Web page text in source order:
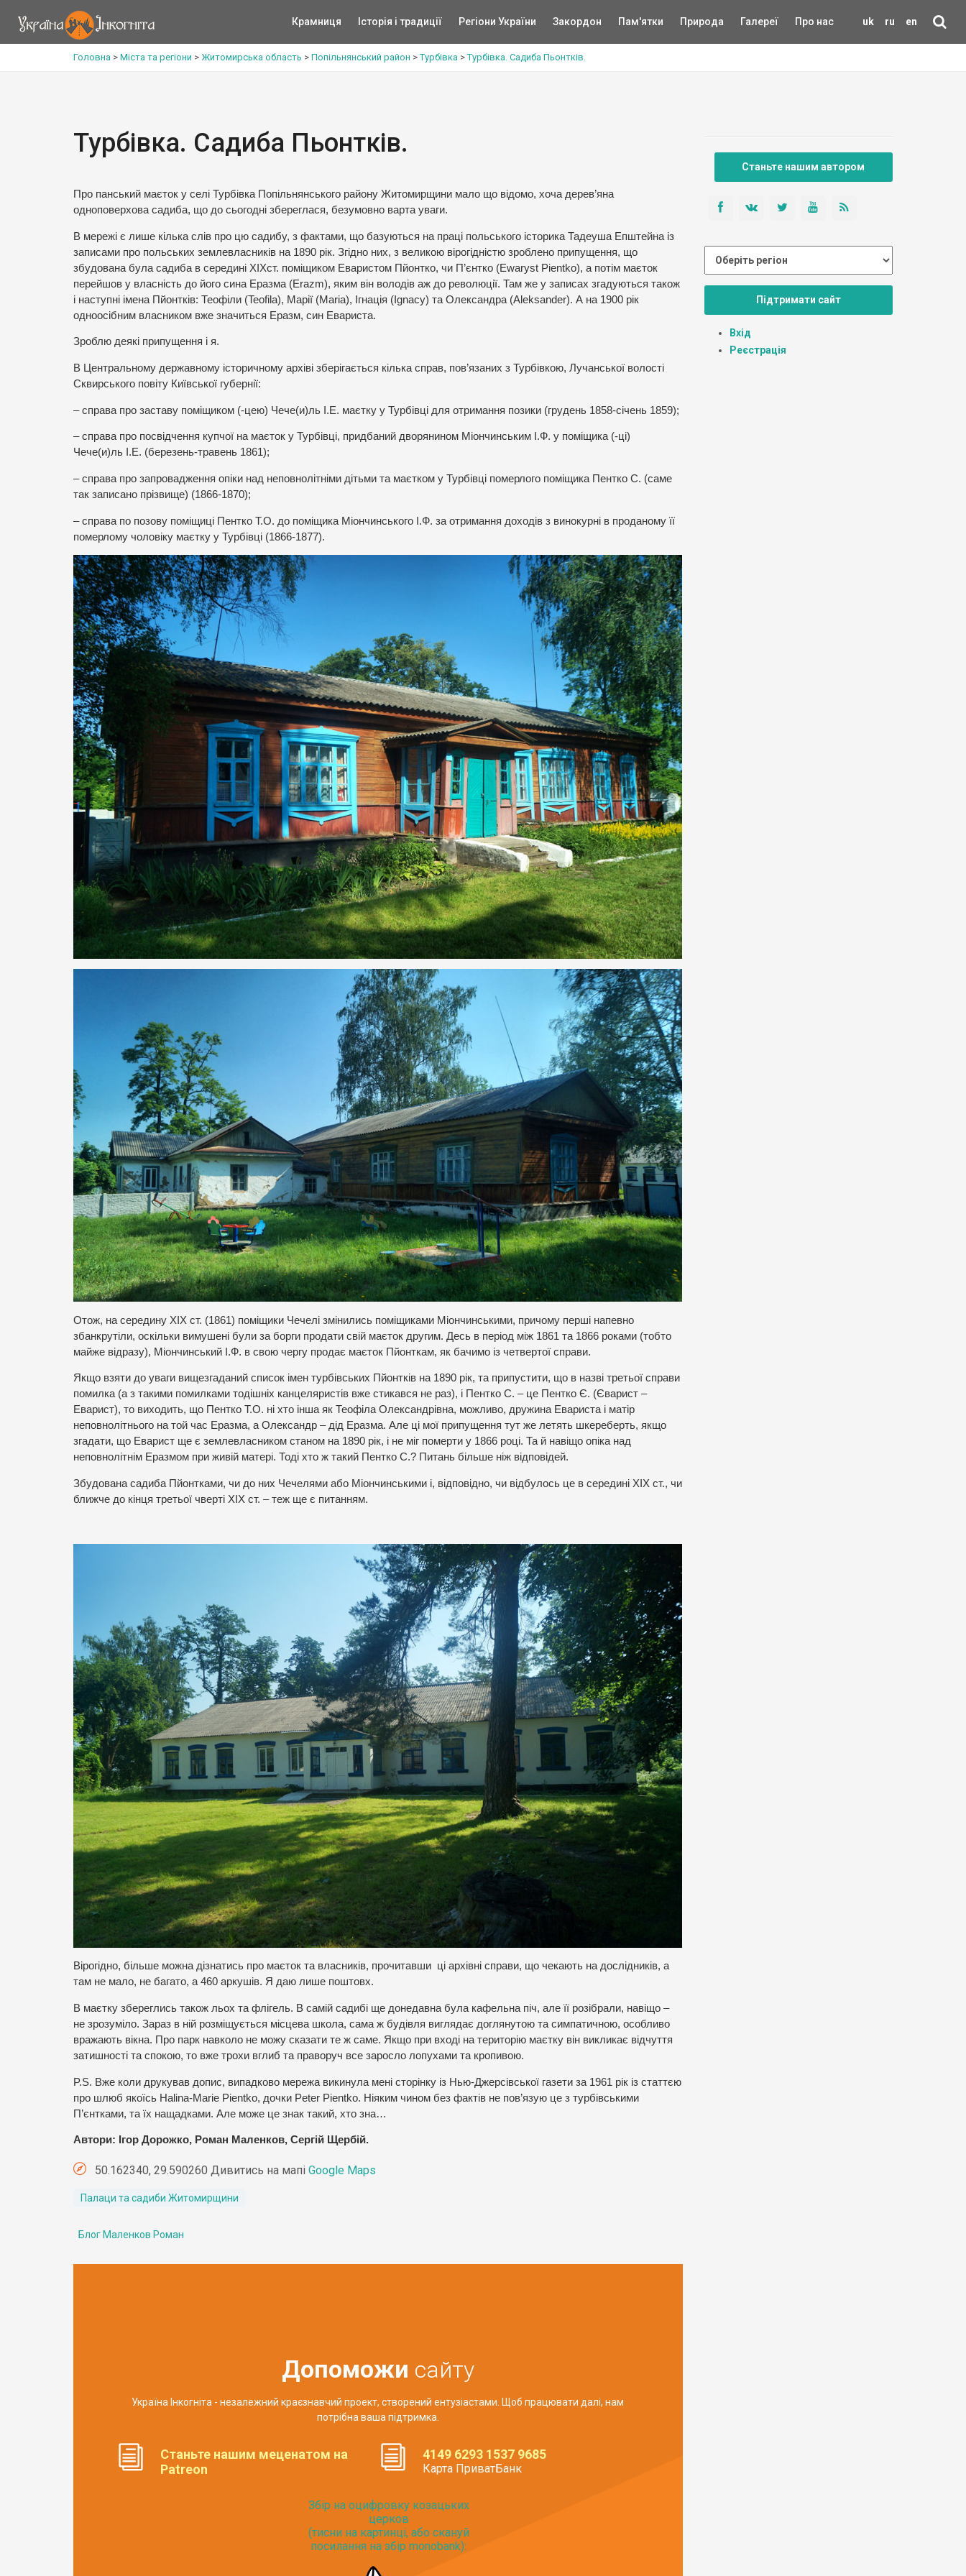
uk ru en
Крамниця Історія і традиції Регіони України Закордон Пам'ятки Природа Галереї Про нас
Головна > Міста та регіони > Житомирська область > Попільнянський район >Турбівка >Турбівка. Садиба Пьонтків.
Турбівка. Садиба Пьонтків.
Про панський маєток у селі Турбівка Попільнянського району Житомирщини мало що відомо, хоча дерев’яна
одноповерхова садиба, що до сьогодні збереглася, безумовно варта уваги.
В мережі є лише кілька слів про цю садибу, з фактами, що базуються на праці польського історика Тадеуша Епштейна із
записами про польських землевласників на 1890 рік. Згідно них, з великою вірогідністю зроблено припущення, що
збудована була садиба в середині XIXст. поміщиком Еваристом Пйонтко, чи П’єнтко (Ewaryst Pientko), а потім маєток
перейшов у власність до його сина Еразма (Erazm), яким він володів аж до революції. Там же у записах згадуються також
і наступні імена Пйонтків: Теофіли (Teofila), Марії (Maria), Ігнація (Ignacy) та Олександра (Aleksander). А на 1900 рік
одноосібним власником вже значиться Еразм, син Евариста.
Зроблю деякі припущення і я.
В Центральному державному історичному архіві зберігається кілька справ, пов’язаних з Турбівкою, Лучанської волості
Сквирського повіту Київської губернії:
– справа про заставу поміщиком (-цею) Чече(и)ль І.Е. маєтку у Турбівці для отримання позики (грудень 1858-січень 1859);
– справа про посвідчення купчої на маєток у Турбівці, придбаний дворянином Міончинським І.Ф. у поміщика (-ці)
Чече(и)ль І.Е. (березень-травень 1861);
– справа про запровадження опіки над неповнолітніми дітьми та маєтком у Турбівці померлого поміщика Пентко С. (саме
так записано прізвище) (1866-1870);
– справа по позову поміщиці Пентко Т.О. до поміщика Міончинського І.Ф. за отримання доходів з винокурні в проданому її
померлому чоловіку маєтку у Турбівці (1866-1877).
Отож, на середину XIX ст. (1861) поміщики Чечелі змінились поміщиками Міончинськими, причому перші напевно
збанкрутіли, оскільки вимушені були за борги продати свій маєток другим. Десь в період між 1861 та 1866 роками (тобто
майже відразу), Міончинський І.Ф. в свою чергу продає маєток Пйонткам, як бачимо із четвертої справи.
Якщо взяти до уваги вищезгаданий список імен турбівських Пйонтків на 1890 рік, та припустити, що в назві третьої справи
помилка (а з такими помилками тодішніх канцеляристів вже стикався не раз), і Пентко С. – це Пентко Є. (Єварист –
Еварист), то виходить, що Пентко Т.О. ні хто інша як Теофіла Олександрівна, можливо, дружина Евариста і матір
неповнолітнього на той час Еразма, а Олександр – дід Еразма. Але ці мої припущення тут же летять шкереберть, якщо
згадати, що Еварист ще є землевласником станом на 1890 рік, і не міг померти у 1866 році. Та й навіщо опіка над
неповнолітнім Еразмом при живій матері. Тоді хто ж такий Пентко С.? Питань більше ніж відповідей.
Збудована садиба Пйонтками, чи до них Чечелями або Міончинськими і, відповідно, чи відбулось це в середині XIX ст., чи
ближче до кінця третьої чверті XIX ст. – теж ще є питанням.
Вірогідно, більше можна дізнатись про маєток та власників, прочитавши ці архівні справи, що чекають на дослідників, а
там не мало, не багато, а 460 аркушів. Я даю лише поштовх.
В маєтку збереглись також льох та флігель. В самій садибі ще донедавна була кафельна піч, але її розібрали, навіщо –
не зрозуміло. Зараз в ній розміщується місцева школа, сама ж будівля виглядає доглянутою та симпатичною, особливо
вражають вікна. Про парк навколо не можу сказати те ж саме. Якщо при вході на територію маєтку він викликає відчуття
затишності та спокою, то вже трохи вглиб та праворуч все заросло лопухами та кропивою.
P.S. Вже коли друкував допис, випадково мережа викинула мені сторінку із Нью-Джерсівської газети за 1961 рік із статтєю
про шлюб якоїсь Halina-Marie Pientko, дочки Peter Pientko. Ніяким чином без фактів не пов’язую це з турбівськими
П’єнтками, та їх нащадками. Але може це знак такий, хто зна…
Автори: Ігор Дорожко, Роман Маленков, Сергій Щербій.
50.162340, 29.590260 Дивитись на мапі Google Maps
Палаци та садиби Житомирщини
Блог Маленков Роман
Допоможи сайту
Україна Інкогніта - незалежний краєзнавчий проект, створений ентузіастами. Щоб працювати далі, нам
потрібна ваша підтримка.
Станьте нашим меценатом на
Patreon
4149 6293 1537 9685
Карта ПриватБанк
Збір на оцифровку козацьких
церков
(тисни на картинці, або скануй
посилання на збір monobank):
Станьте нашим автором
Підтримати сайт
Вхід
Реєстрація